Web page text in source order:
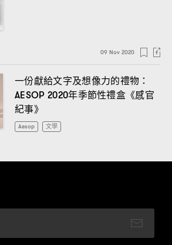
09 Nov 2020
一份獻給文字及想像力的禮物 ：
AESOP 2020年季節性禮盒《感官
紀事》
Aesop 文學